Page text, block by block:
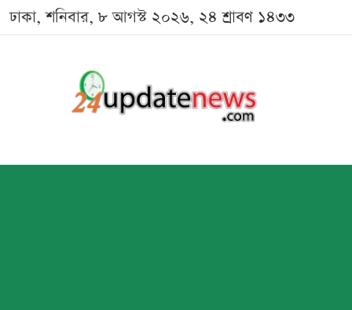
ঢাকা, শনিবার, ৮ আগস্ট ২০২৬, ২৪ শ্রাবণ ১৪৩৩